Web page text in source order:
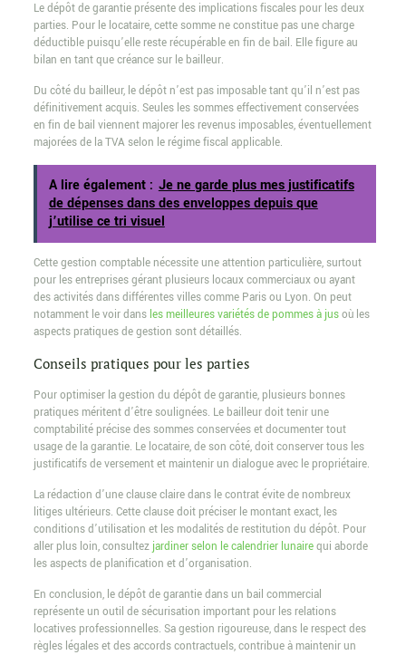
Le dépôt de garantie présente des implications fiscales pour les deux
parties. Pour le locataire, cette somme ne constitue pas une charge
déductible puisqu’elle reste récupérable en fin de bail. Elle figure au
bilan en tant que créance sur le bailleur.
Du côté du bailleur, le dépôt n’est pas imposable tant qu’il n’est pas
définitivement acquis. Seules les sommes effectivement conservées
en fin de bail viennent majorer les revenus imposables, éventuellement
majorées de la TVA selon le régime fiscal applicable.
A lire également : Je ne garde plus mes justificatifs
de dépenses dans des enveloppes depuis que
j’utilise ce tri visuel
Cette gestion comptable nécessite une attention particulière, surtout
pour les entreprises gérant plusieurs locaux commerciaux ou ayant
des activités dans différentes villes comme Paris ou Lyon. On peut
notamment le voir dans les meilleures variétés de pommes à jusoù les
aspects pratiques de gestion sont détaillés.
Conseils pratiques pour les parties
Pour optimiser la gestion du dépôt de garantie, plusieurs bonnes
pratiques méritent d’être soulignées. Le bailleur doit tenir une
comptabilité précise des sommes conservées et documenter tout
usage de la garantie. Le locataire, de son côté, doit conserver tous les
justificatifs de versement et maintenir un dialogue avec le propriétaire.
La rédaction d’une clause claire dans le contrat évite de nombreux
litiges ultérieurs. Cette clause doit préciser le montant exact, les
conditions d’utilisation et les modalités de restitution du dépôt. Pour
aller plus loin, consultez jardiner selon le calendrier lunairequi aborde
les aspects de planification et d’organisation.
En conclusion, le dépôt de garantie dans un bail commercial
représente un outil de sécurisation important pour les relations
locatives professionnelles. Sa gestion rigoureuse, dans le respect des
règles légales et des accords contractuels, contribue à maintenir un